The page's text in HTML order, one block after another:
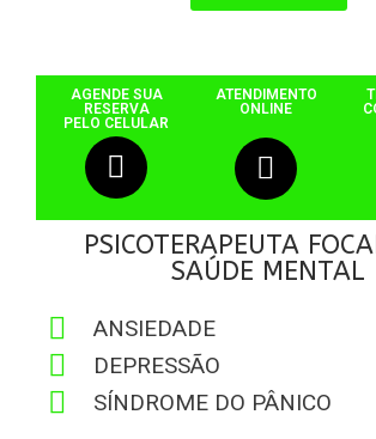
AGENDE SUA
RESERVA
PELO CELULAR
ATENDIMENTO
ONLINE
PSICOTERAPEUTA
SAÚDE MENTAL
ANSIEDADE
DEPRESSÃO
SÍNDROME DO PÂNICO